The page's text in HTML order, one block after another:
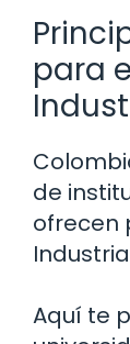
para
de
ofrecen
Aquí te